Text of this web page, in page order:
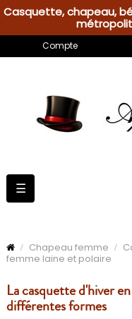
Casquette, chapeau,
Compte
Basculer
la
☰
Chapeau femme
femme laine et polaire
La casquette d'hiver
différentes formes